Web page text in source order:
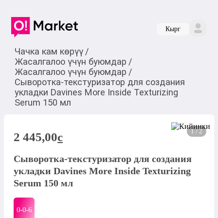
Кырг
Чачка кам көрүү /
Жасалгалоо үчүн буюмдар /
Жасалгалоо үчүн буюмдар /
Сыворотка-текстуризатор для создания
укладки Davines More Inside Texturizing
Serum 150 мл
1 / 2
2 445,00c
Сыворотка-текстуризатор для создания
укладки Davines More Inside Texturizing
Serum 150 мл
0-0-6